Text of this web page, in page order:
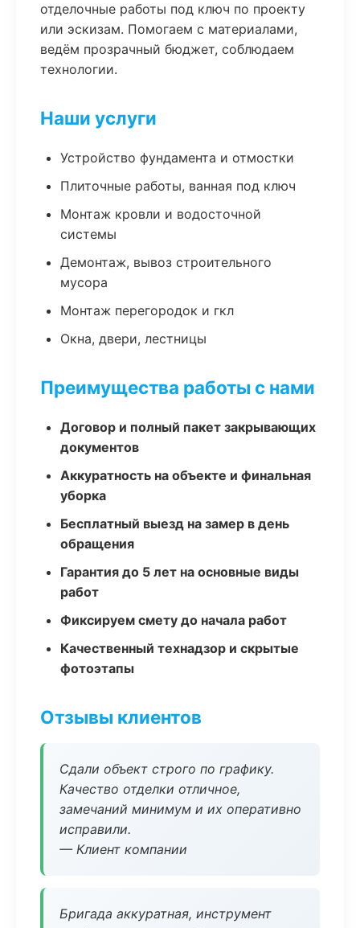
отделочные работы под ключ по проекту
или эскизам. Помогаем с материалами,
ведём прозрачный бюджет, соблюдаем
технологии.
Наши услуги
Устройство фундамента и отмостки
Плиточные работы, ванная под ключ
Монтаж кровли и водосточной
системы
Демонтаж, вывоз строительного
мусора
Монтаж перегородок и гкл
Окна, двери, лестницы
Преимущества работы с нами
Договор и полный пакет закрывающих
документов
Аккуратность на объекте и финальная
уборка
Бесплатный выезд на замер в день
обращения
Гарантия до 5 лет на основные виды
работ
Фиксируем смету до начала работ
Качественный технадзор и скрытые
фотоэтапы
Отзывы клиентов
Сдали объект строго по графику.
Качество отделки отличное,
замечаний минимум и их оперативно
исправили.
— Клиент компании
Бригада аккуратная, инструмент